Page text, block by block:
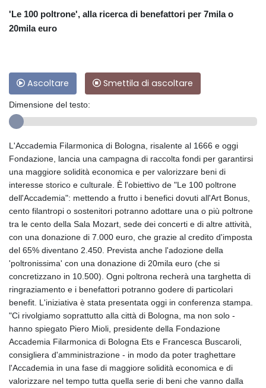
'Le 100 poltrone', alla ricerca di benefattori per 7mila o
20mila euro
Ascoltare Smettila di ascoltare
Dimensione del testo:
L'Accademia Filarmonica di Bologna, risalente al 1666 e oggi
Fondazione, lancia una campagna di raccolta fondi per garantirsi
una maggiore solidità economica e per valorizzare beni di
interesse storico e culturale. È l'obiettivo de "Le 100 poltrone
dell'Accademia": mettendo a frutto i benefici dovuti all'Art Bonus,
cento filantropi o sostenitori potranno adottare una o più poltrone
tra le cento della Sala Mozart, sede dei concerti e di altre attività,
con una donazione di 7.000 euro, che grazie al credito d'imposta
del 65% diventano 2.450. Prevista anche l'adozione della
'poltronissima' con una donazione di 20mila euro (che si
concretizzano in 10.500). Ogni poltrona recherà una targhetta di
ringraziamento e i benefattori potranno godere di particolari
benefit. L'iniziativa è stata presentata oggi in conferenza stampa.
"Ci rivolgiamo soprattutto alla città di Bologna, ma non solo -
hanno spiegato Piero Mioli, presidente della Fondazione
Accademia Filarmonica di Bologna Ets e Francesca Buscaroli,
consigliera d'amministrazione - in modo da poter traghettare
l'Accademia in una fase di maggiore solidità economica e di
valorizzare nel tempo tutta quella serie di beni che vanno dalla